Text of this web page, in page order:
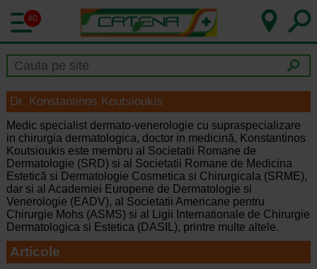
40
Dr. Konstantinos Koutsioukis
Medic specialist dermato-venerologie cu supraspecializare
in chirurgia dermatologica, doctor in medicină, Konstantinos
Koutsioukis este membru al Societatii Romane de
Dermatologie (SRD) si al Societatii Romane de Medicina
Estetică si Dermatologie Cosmetica si Chirurgicala (SRME),
dar si al Academiei Europene de Dermatologie si
Venerologie (EADV), al Societatii Americane pentru
Chirurgie Mohs (ASMS) si al Ligii Internationale de Chirurgie
Dermatologica si Estetica (DASIL), printre multe altele.
Articole